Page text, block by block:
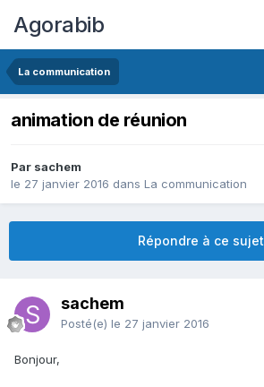
Agorabib
La communication
animation de réunion
Par sachem
le 27 janvier 2016 dans La communication
Répondre à ce sujet
sachem
Posté(e) le 27 janvier 2016
Bonjour,